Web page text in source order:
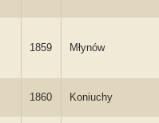
1859 Młynów
1860 Koniuchy